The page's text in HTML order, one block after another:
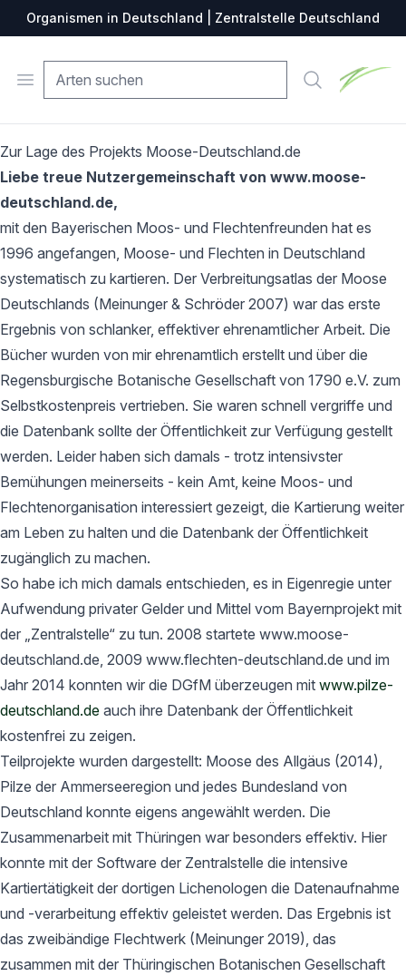
Organismen in Deutschland | Zentralstelle Deutschland
Open menu Suche
Zur Lage des Projekts Moose-Deutschland.de
Liebe treue Nutzergemeinschaft von www.moose-
deutschland.de,
mit den Bayerischen Moos- und Flechtenfreunden hat es
1996 angefangen, Moose- und Flechten in Deutschland
systematisch zu kartieren. Der Verbreitungsatlas der Moose
Deutschlands (Meinunger & Schröder 2007) war das erste
Ergebnis von schlanker, effektiver ehrenamtlicher Arbeit. Die
Bücher wurden von mir ehrenamtlich erstellt und über die
Regensburgische Botanische Gesellschaft von 1790 e.V. zum
Selbstkostenpreis vertrieben. Sie waren schnell vergriffe und
die Datenbank sollte der Öffentlichkeit zur Verfügung gestellt
werden. Leider haben sich damals - trotz intensivster
Bemühungen meinerseits - kein Amt, keine Moos- und
Flechtenorganisation interessiert gezeigt, die Kartierung weiter
am Leben zu halten und die Datenbank der Öffentlichkeit
zugänglich zu machen.
So habe ich mich damals entschieden, es in Eigenregie unter
Aufwendung privater Gelder und Mittel vom Bayernprojekt mit
der „Zentralstelle“ zu tun. 2008 startete www.moose-
deutschland.de, 2009 www.flechten-deutschland.de und im
Jahr 2014 konnten wir die DGfM überzeugen mit www.pilze-
deutschland.de auch ihre Datenbank der Öffentlichkeit
kostenfrei zu zeigen.
Teilprojekte wurden dargestellt: Moose des Allgäus (2014),
Pilze der Ammerseeregion und jedes Bundesland von
Deutschland konnte eigens angewählt werden. Die
Zusammenarbeit mit Thüringen war besonders effektiv. Hier
konnte mit der Software der Zentralstelle die intensive
Kartiertätigkeit der dortigen Lichenologen die Datenaufnahme
und -verarbeitung effektiv geleistet werden. Das Ergebnis ist
das zweibändige Flechtwerk (Meinunger 2019), das
zusammen mit der Thüringischen Botanischen Gesellschaft